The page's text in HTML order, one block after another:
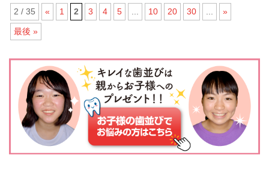
2 / 35 « 1 2 3 4 5 10 20 30 »
最後 »